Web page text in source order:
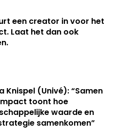
een creator in voor het
Laat het dan ook
Knispel (Univé): “Samen
toont hoe
waarde en
samenkomen”